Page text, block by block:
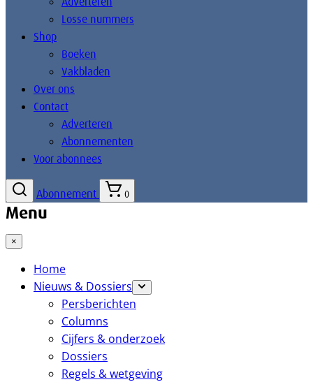
Losse nummers
Shop
Boeken
Vakbladen
Over ons
Contact
Adverteren
Abonnementen
Voor abonnees
Abonnement 0
Menu
×
Home
Nieuws & Dossiers
Persberichten
Columns
Cijfers & onderzoek
Dossiers
Regels & wetgeving